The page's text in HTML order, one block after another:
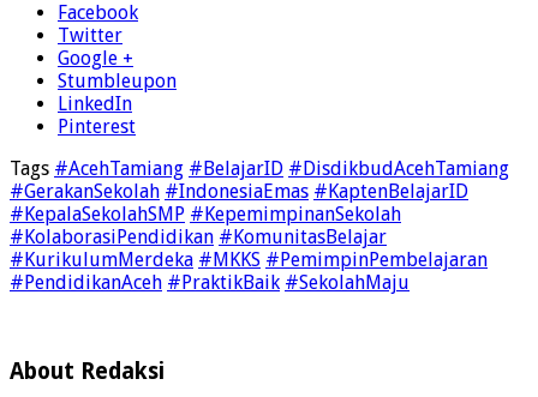
Facebook
Twitter
Google +
Stumbleupon
LinkedIn
Pinterest
Tags #AcehTamiang #BelajarID #DisdikbudAcehTamiang
#GerakanSekolah #IndonesiaEmas #KaptenBelajarID
#KepalaSekolahSMP #KepemimpinanSekolah
#KolaborasiPendidikan #KomunitasBelajar
#KurikulumMerdeka #MKKS #PemimpinPembelajaran
#PendidikanAceh #PraktikBaik #SekolahMaju
About Redaksi